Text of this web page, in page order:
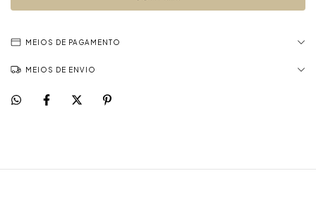
MEIOS DE PAGAMENTO
MEIOS DE ENVIO